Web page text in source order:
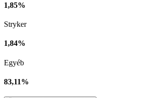
1,85%
Stryker
1,84%
Egyéb
83,11%